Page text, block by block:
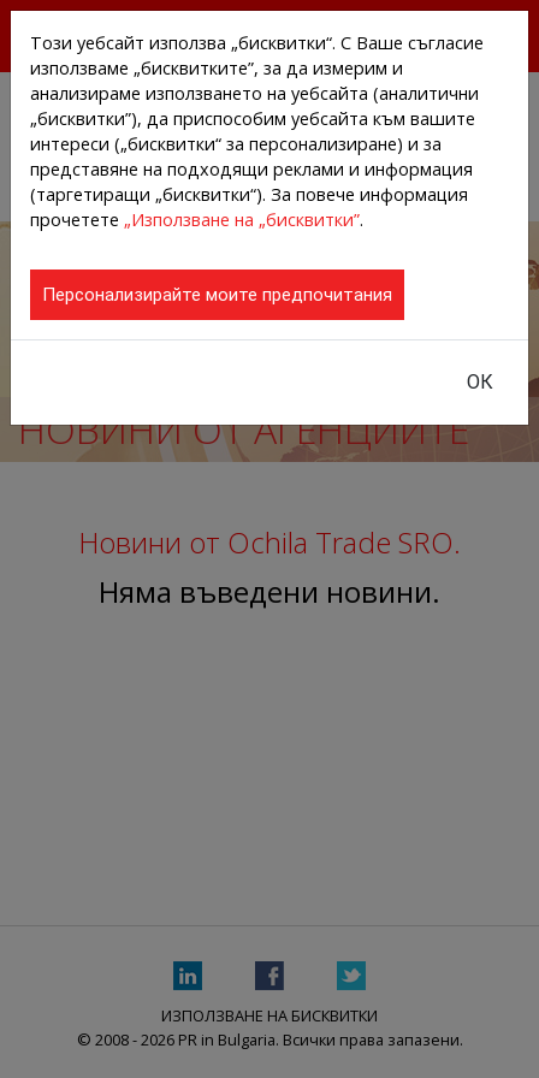
АГЕНЦИИТЕ И КОМПАНИИТЕ
НОВИНИ ОТ АГЕНЦИИТЕ
Новини от Ochila Trade SRO.
Няма въведени новини.
ИЗПОЛЗВАНЕ НА БИСКВИТКИ
© 2008 - 2026 PR in Bulgaria. Всички права запазени.
Този уебсайт използва „бисквитки“. С Ваше съгласие
използваме „бисквитките”, за да измерим и
анализираме използването на уебсайта (аналитични
„бисквитки”), да приспособим уебсайта към вашите
интереси („бисквитки“ за персонализиране) и за
представяне на подходящи реклами и информация
(таргетиращи „бисквитки“). За повече информация
прочетете „Използване на „бисквитки”.
Персонализирайте моите предпочитания
ОК